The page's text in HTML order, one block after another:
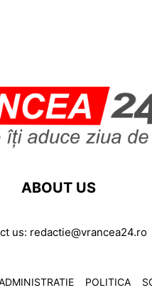
ABOUT US
us: redactie@vrancea24.ro
POLITICA